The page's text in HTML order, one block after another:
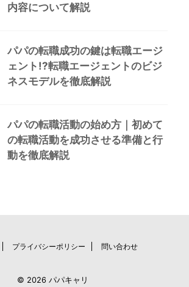
内容について解説
パパの転職成功の鍵は転職エージ
ェント!?転職エージェントのビジ
ネスモデルを徹底解説
パパの転職活動の始め方｜初めて
の転職活動を成功させる準備と行
動を徹底解説
プライバシーポリシー 問い合わせ
© 2026 パパキャリ